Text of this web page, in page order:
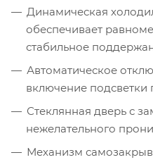
Динамическая
обеспечивает
стабильное
Автоматическое
включение
Стеклянная дверь с
нежелательного
Механизм